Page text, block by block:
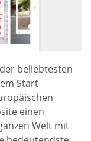
beliebtesten
Start
einen
Welt mit